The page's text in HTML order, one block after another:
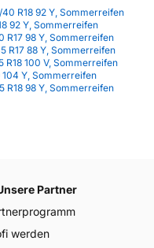
R18 92 Y, Sommerreifen
92 Y, Sommerreifen
R17 98 Y, Sommerreifen
R17 88 Y, Sommerreifen
100 V, Sommerreifen
104 Y, Sommerreifen
R18 98 Y, Sommerreifen
Partner
werden